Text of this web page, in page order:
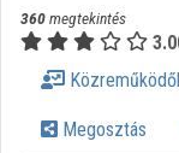
Intézményi listák
Intézmények
Közreműködők
360megtekintés
Megosztás